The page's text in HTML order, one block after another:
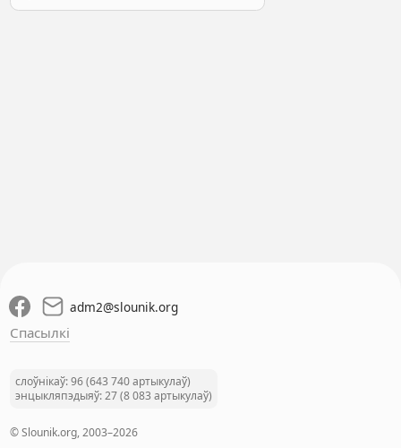
adm2@slounik.org
Спасылкі
слоўнікаў: 96 (643 740 артыкулаў)
энцыкляпэдыяў: 27 (8 083 артыкулаў)
© Slounik.org, 2003–2026